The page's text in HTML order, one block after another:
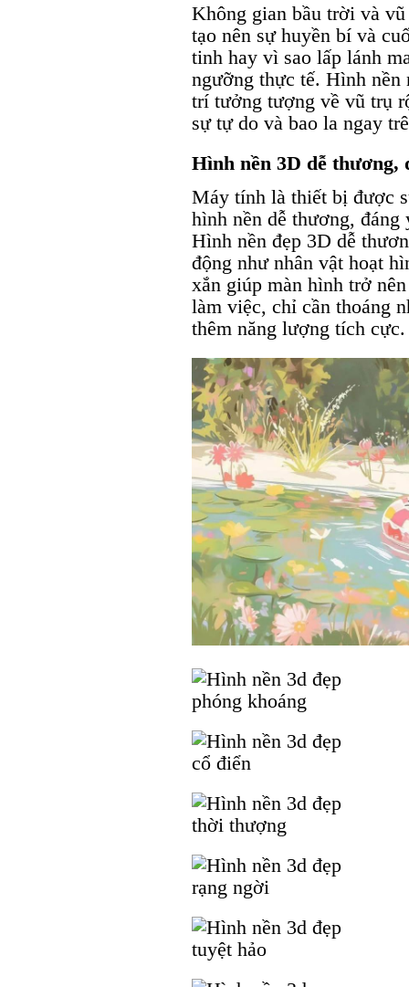
Không gian bầu trời và
tạo nên sự huyền bí và
tinh hay vì sao lấp lánh
ngưỡng thực tế. Hình nền
trí tưởng tượng về vũ trụ
sự tự do và bao la ngay
Hình nền 3D dễ thương,
Máy tính là thiết bị được
hình nền dễ thương,
Hình nền đẹp 3D dễ
động như nhân vật hoạt
xắn giúp màn hình trở
làm việc, chỉ cần thoáng
thêm năng lượng tích cực.